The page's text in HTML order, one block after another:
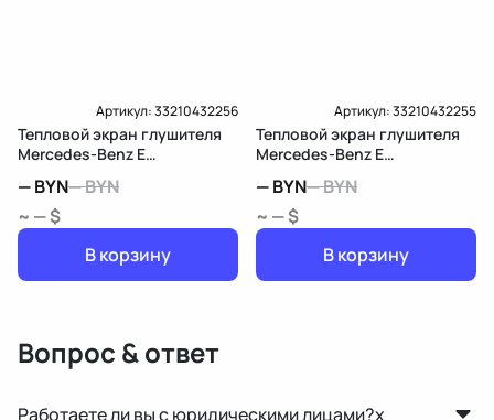
Артикул:33210432256
Тепловой экран глушителя
Mercedes-Benz E
—BYN—BYN
~ — $
В корзину
Артикул:33210432255
Тепловой экран глушителя
Mercedes-Benz E
—BYN—BYN
~ — $
В корзину
Вопрос & ответ
Работаете ли вы с юридическими лицами?x